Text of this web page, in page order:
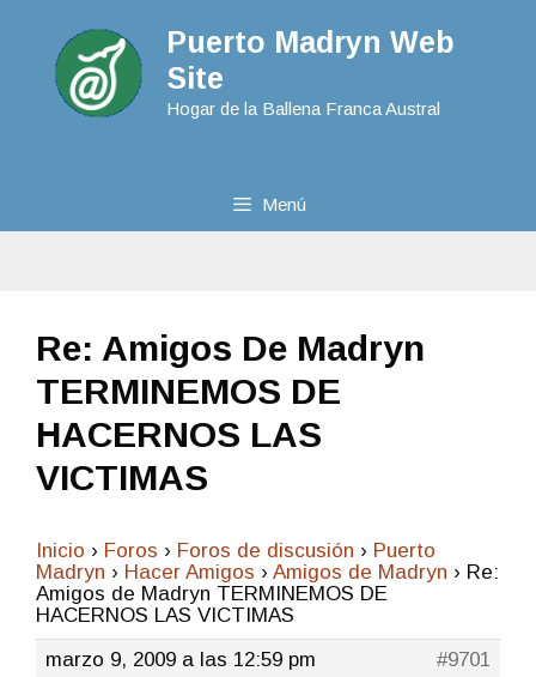
Puerto Madryn Web
Site
Hogar de la Ballena Franca Austral
Menú
Re: Amigos De Madryn
TERMINEMOS DE
HACERNOS LAS
VICTIMAS
Inicio › Foros › Foros de discusión › Puerto
Madryn › Hacer Amigos › Amigos de Madryn › Re:
Amigos de Madryn TERMINEMOS DE
HACERNOS LAS VICTIMAS
marzo 9, 2009 a las 12:59 pm
#9701